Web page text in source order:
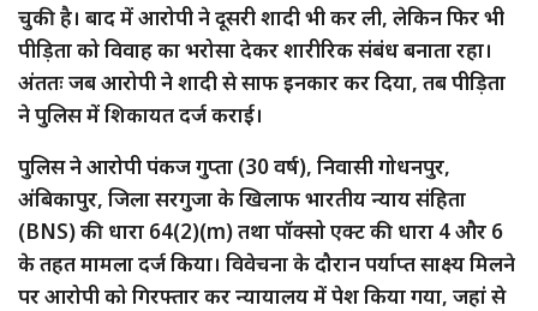
चुकी है। बाद में आरोपी ने दूसरी शादी भी कर ली, लेकिन फिर भी
पीड़िता को विवाह का भरोसा देकर शारीरिक संबंध बनाता रहा।
अंततः जब आरोपी ने शादी से साफ इनकार कर दिया, तब पीड़िता
ने पुलिस में शिकायत दर्ज कराई।
पुलिस ने आरोपी पंकज गुप्ता (30 वर्ष), निवासी गोधनपुर,
अंबिकापुर, जिला सरगुजा के खिलाफ भारतीय न्याय संहिता
(BNS) की धारा 64(2)(m) तथा पॉक्सो एक्ट की धारा 4 और 6
के तहत मामला दर्ज किया। विवेचना के दौरान पर्याप्त साक्ष्य मिलने
पर आरोपी को गिरफ्तार कर न्यायालय में पेश किया गया, जहां से